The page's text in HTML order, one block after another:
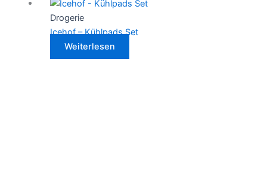
Drogerie
Icehof – Kühlpads Set
Weiterlesen